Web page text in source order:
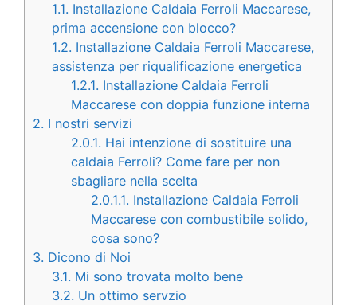
1.1. Installazione Caldaia Ferroli Maccarese,
prima accensione con blocco?
1.2. Installazione Caldaia Ferroli Maccarese,
assistenza per riqualificazione energetica
1.2.1. Installazione Caldaia Ferroli
Maccarese con doppia funzione interna
2. I nostri servizi
2.0.1. Hai intenzione di sostituire una
caldaia Ferroli? Come fare per non
sbagliare nella scelta
2.0.1.1. Installazione Caldaia Ferroli
Maccarese con combustibile solido,
cosa sono?
3. Dicono di Noi
3.1. Mi sono trovata molto bene
3.2. Un ottimo servzio